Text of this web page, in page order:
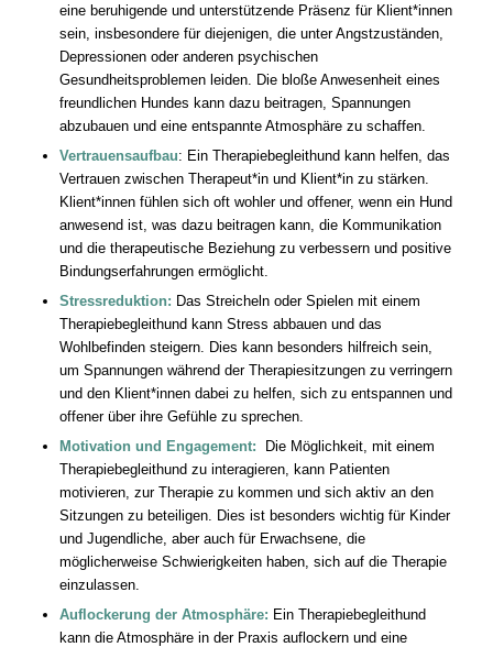
eine beruhigende und unterstützende Präsenz für Klient*innen
sein, insbesondere für diejenigen, die unter Angstzuständen,
Depressionen oder anderen psychischen
Gesundheitsproblemen leiden. Die bloße Anwesenheit eines
freundlichen Hundes kann dazu beitragen, Spannungen
abzubauen und eine entspannte Atmosphäre zu schaffen.
Vertrauensaufbau: Ein Therapiebegleithund kann helfen, das
Vertrauen zwischen Therapeut*in und Klient*in zu stärken.
Klient*innen fühlen sich oft wohler und offener, wenn ein Hund
anwesend ist, was dazu beitragen kann, die Kommunikation
und die therapeutische Beziehung zu verbessern und positive
Bindungserfahrungen ermöglicht.
Stressreduktion: Das Streicheln oder Spielen mit einem
Therapiebegleithund kann Stress abbauen und das
Wohlbefinden steigern. Dies kann besonders hilfreich sein,
um Spannungen während der Therapiesitzungen zu verringern
und den Klient*innen dabei zu helfen, sich zu entspannen und
offener über ihre Gefühle zu sprechen.
Motivation und Engagement:
Die Möglichkeit, mit einem
Therapiebegleithund zu interagieren, kann Patienten
motivieren, zur Therapie zu kommen und sich aktiv an den
Sitzungen zu beteiligen. Dies ist besonders wichtig für Kinder
und Jugendliche, aber auch für Erwachsene, die
möglicherweise Schwierigkeiten haben, sich auf die Therapie
einzulassen.
Auflockerung der Atmosphäre: Ein Therapiebegleithund
kann die Atmosphäre in der Praxis auflockern und eine